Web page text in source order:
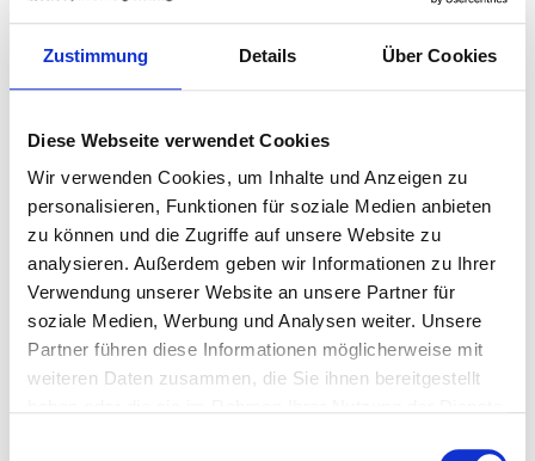
Zustimmung Details Über Cookies
Diese Webseite verwendet Cookies
Wir verwenden Cookies, um Inhalte und Anzeigen zu
personalisieren, Funktionen für soziale Medien anbieten
zu können und die Zugriffe auf unsere Website zu
analysieren. Außerdem geben wir Informationen zu Ihrer
Verwendung unserer Website an unsere Partner für
soziale Medien, Werbung und Analysen weiter. Unsere
Partner führen diese Informationen möglicherweise mit
weiteren Daten zusammen, die Sie ihnen bereitgestellt
Bundestrainer mehrfach betont. Er hat ja noch Oliver
Abwehr Die Viererkette steht zu drei Vierteln. Joshua
Kimmich auf rechts sowie Jonathan Tah und Nico
Schlotterbeck in der Innenverteidigung sind in der
DFB-Elf vorerst gesetzt. Auf der linken Seite erhielt
Nathaniel Brown gegen Finnland den Vorzug vor
David Raum – und der Frankfurter machte seine
Sache gut. Vor allem gegen „Speedspieler“ auf den
Flügeln sieht Nagelsmann Brown im Vorteil, weil er
extrem schnell ist und stärker verteidigt als Raum.